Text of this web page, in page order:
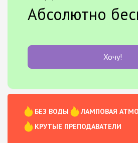
Абсолютно
Хочу!
БЕЗ ВОДЫ
ЛАМПОВАЯ
КРУТЫЕ ПРЕПОДАВАТЕЛИ